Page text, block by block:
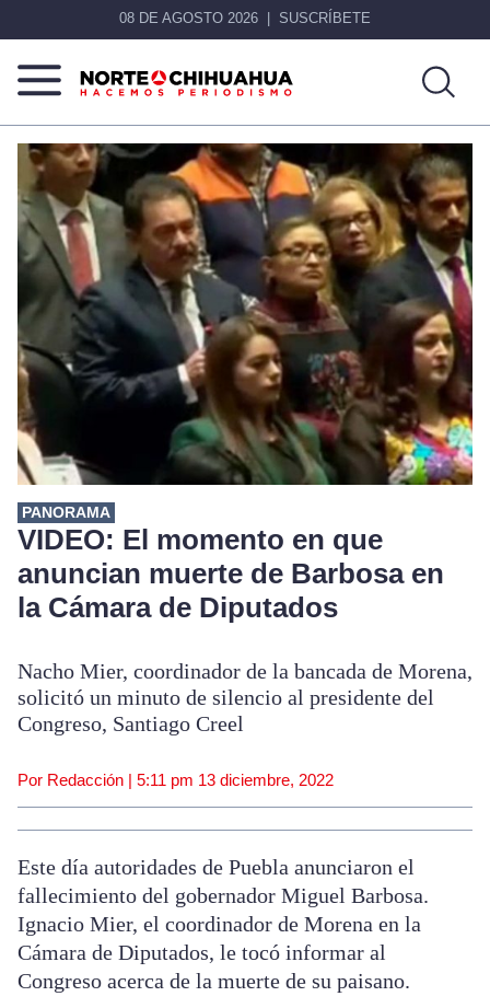
08 DE AGOSTO 2026 SUSCRÍBETE
Norte
De
Chihuahua
Más
que
noticias,
hacemos periodismo
PANORAMA
VIDEO: El momento en que
anuncian muerte de Barbosa en
la Cámara de Diputados
Nacho Mier, coordinador de la bancada de Morena,
solicitó un minuto de silencio al presidente del
Congreso, Santiago Creel
Por Redacción | 5:11 pm 13 diciembre, 2022
Este día autoridades de Puebla anunciaron el
fallecimiento del gobernador Miguel Barbosa.
Ignacio Mier, el coordinador de Morena en la
Cámara de Diputados, le tocó informar al
Congreso acerca de la muerte de su paisano.